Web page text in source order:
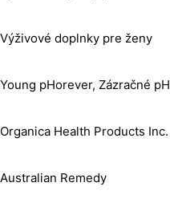
Výživové doplnky pre ženy
Young pHorever, Zázračné pH
Organica Health Products Inc.
Australian Remedy